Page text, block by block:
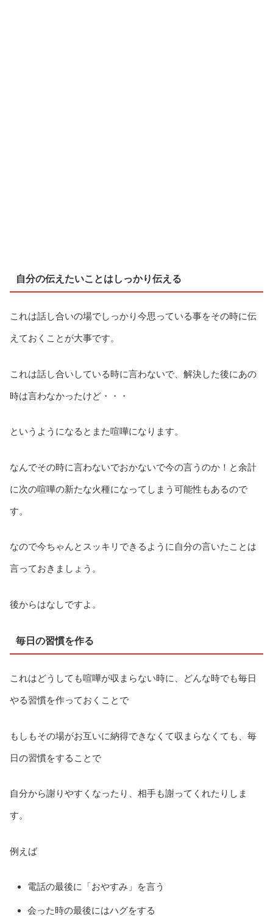
自分の伝えたいことはしっかり伝える
これは話し合いの場でしっかり今思っている事をその時に伝
えておくことが大事です。
これは話し合いしている時に言わないで、解決した後にあの
時は言わなかったけど・・・
というようになるとまた喧嘩になります。
なんでその時に言わないでおかないで今の言うのか！と余計
に次の喧嘩の新たな火種になってしまう可能性もあるので
す。
なので今ちゃんとスッキリできるように自分の言いたことは
言っておきましょう。
後からはなしですよ。
毎日の習慣を作る
これはどうしても喧嘩が収まらない時に、どんな時でも毎日
やる習慣を作っておくことで
もしもその場がお互いに納得できなくて収まらなくても、毎
日の習慣をすることで
自分から謝りやすくなったり、相手も謝ってくれたりしま
す。
例えば
電話の最後に「おやすみ」を言う
会った時の最後にはハグをする